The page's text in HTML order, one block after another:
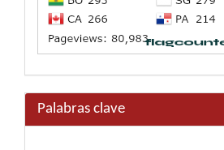
Palabras clave